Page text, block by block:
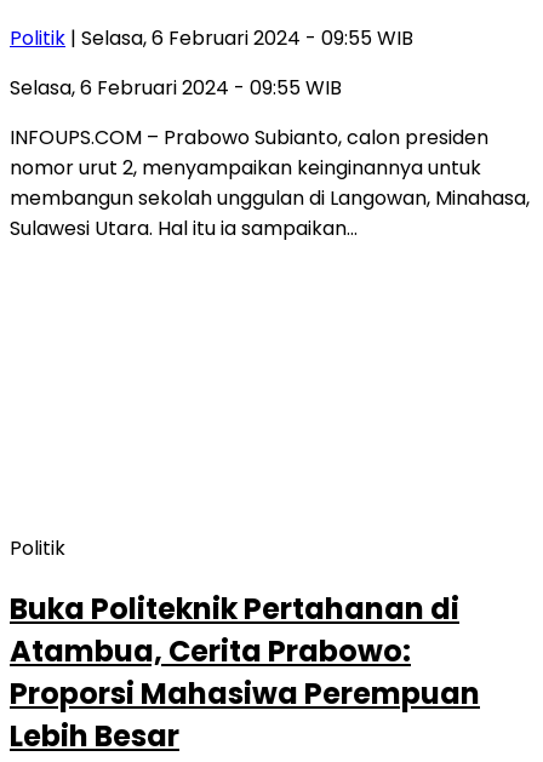
Politik | Selasa, 6 Februari 2024 - 09:55 WIB
Selasa, 6 Februari 2024 - 09:55 WIB
INFOUPS.COM – Prabowo Subianto, calon presiden
nomor urut 2, menyampaikan keinginannya untuk
membangun sekolah unggulan di Langowan, Minahasa,
Sulawesi Utara. Hal itu ia sampaikan…
Politik
Buka Politeknik Pertahanan di
Atambua, Cerita Prabowo:
Proporsi Mahasiwa Perempuan
Lebih Besar